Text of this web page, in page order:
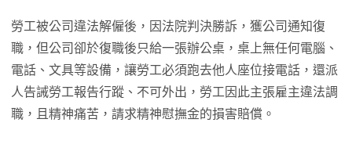
勞工被公司違法解僱後，因法院判決勝訴，獲公司通知復
職，但公司卻於復職後只給一張辦公桌，桌上無任何電腦、
電話、文具等設備，讓勞工必須跑去他人座位接電話，還派
人告誡勞工報告行蹤、不可外出，勞工因此主張雇主違法調
職，且精神痛苦，請求精神慰撫金的損害賠償。